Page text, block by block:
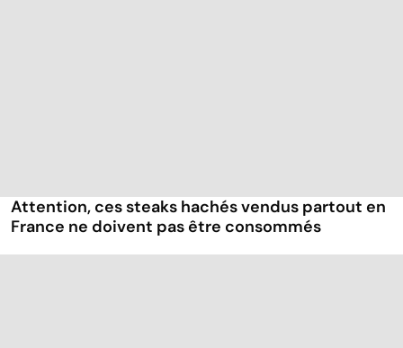
Attention, ces steaks hachés vendus partout en
France ne doivent pas être consommés